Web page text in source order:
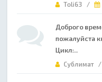
Toli63 /
Доброго
пожалуйста
Цикл:..
Сублимат /